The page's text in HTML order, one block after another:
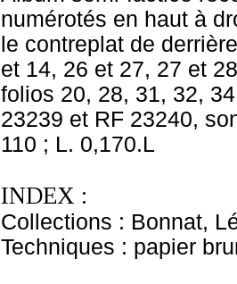
numérotés en haut à
le contreplat de
et 14, 26 et 27, 27 et
folios 20, 28, 31, 32,
23239 et RF 23240,
110 ; L. 0,170.L
INDEX :
Collections : Bonnat,
Techniques : papier